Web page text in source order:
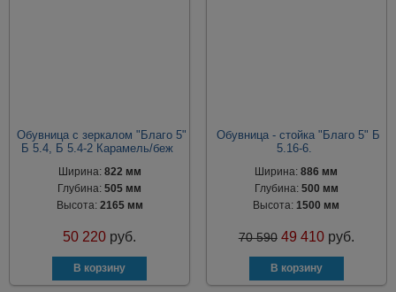
Обувница с зеркалом "Благо 5"
Б 5.4, Б 5.4-2 Карамель/беж
Ширина: 822 мм
Глубина:505 мм
Высота: 2165 мм
50 220 руб.
Обувница - стойка "Благо 5" Б
5.16-6.
Ширина:886 мм
Глубина: 500 мм
Высота:1500 мм
70 590 49 410 руб.